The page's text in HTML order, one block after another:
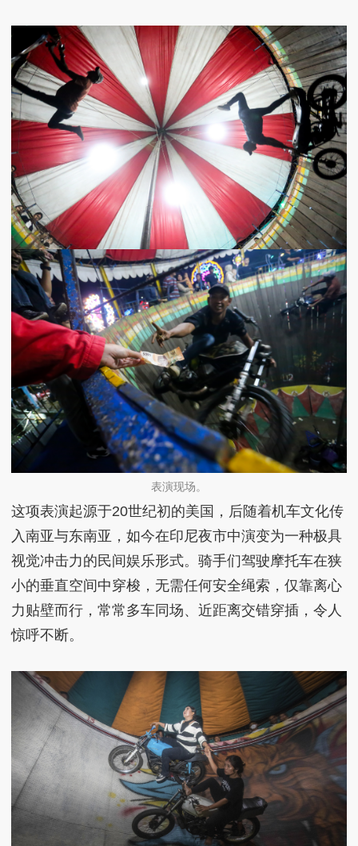
表演现场。
这项表演起源于20世纪初的美国，后随着机车文化传
入南亚与东南亚，如今在印尼夜市中演变为一种极具
视觉冲击力的民间娱乐形式。骑手们驾驶摩托车在狭
小的垂直空间中穿梭，无需任何安全绳索，仅靠离心
力贴壁而行，常常多车同场、近距离交错穿插，令人
惊呼不断。